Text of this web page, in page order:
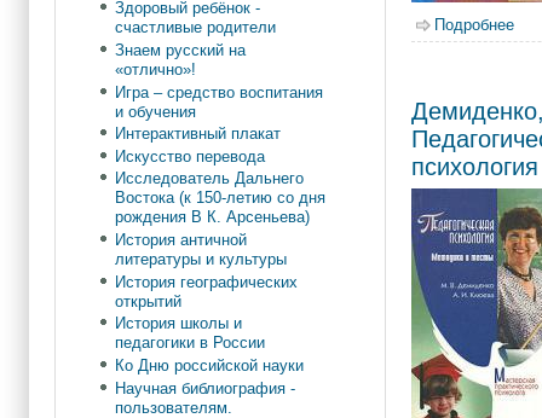
Подробнее
психология
Здоровый ребёнок -
счастливые родители
Знаем русский на
«отлично»!
Игра – средство воспитания
и обучения
Интерактивный плакат
Искусство перевода
Исследователь Дальнего
Востока (к 150-летию со дня
рождения В К. Арсеньева)
История античной
литературы и культуры
История географических
открытий
История школы и
педагогики в России
Ко Дню российской науки
Научная библиография -
пользователям.